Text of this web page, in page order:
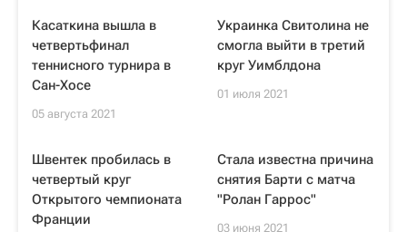
Касаткина вышла в
четвертьфинал
теннисного турнира в
Сан-Хосе
05 августа 2021
Украинка Свитолина не
смогла выйти в третий
круг Уимблдона
01 июля 2021
Швентек пробилась в
четвертый круг
Открытого чемпионата
Франции
Стала известна причина
снятия Барти с матча
"Ролан Гаррос"
03 июня 2021